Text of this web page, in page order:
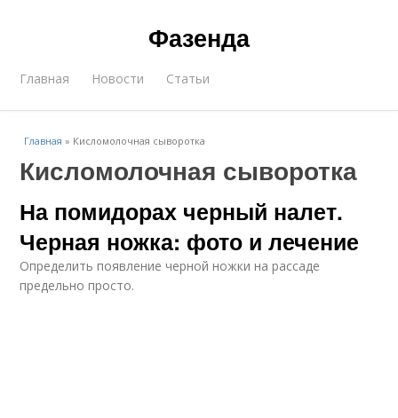
Фазенда
Главная Новости Статьи
Главная » Кисломолочная сыворотка
Кисломолочная сыворотка
На помидорах черный налет.
Черная ножка: фото и лечение
Определить появление черной ножки на рассаде
предельно просто.